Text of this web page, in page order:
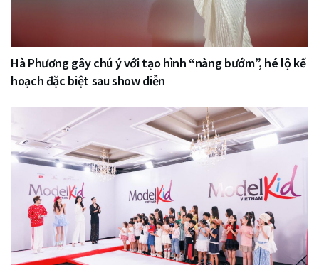
Hà Phương gây chú ý với tạo hình “nàng bướm”, hé lộ kế
hoạch đặc biệt sau show diễn